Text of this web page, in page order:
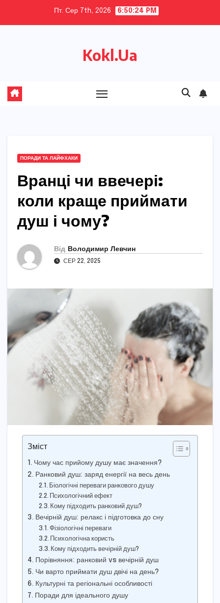
Пт. Сер 7th, 2026 6:50:25 PM
Kokl.Ua
ПОРАДИ ТА ЛАЙФХАКИ
Вранці чи ввечері:
коли краще приймати
душ і чому?
Від Володимир Левчин
СЕР 22, 2025
Зміст
Чому час прийому душу має значення?
Ранковий душ: заряд енергії на весь день
Біологічні переваги ранкового душу
Психологічний ефект
Кому підходить ранковий душ?
Вечірній душ: релакс і підготовка до сну
Фізіологічні переваги
Психологічна користь
Кому підходить вечірній душ?
Порівняння: ранковий vs вечірній душ
Чи варто приймати душ двічі на день?
Культурні та регіональні особливості
Поради для ідеального душу